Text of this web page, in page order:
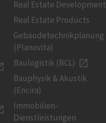
Real Estate Development
Real Estate Products
Gebäudetechnikplanung
(Planovita)
Baulogistik (BCL)
Bauphysik & Akustik
(Encira)
Immobilien-
Dienstleistungen